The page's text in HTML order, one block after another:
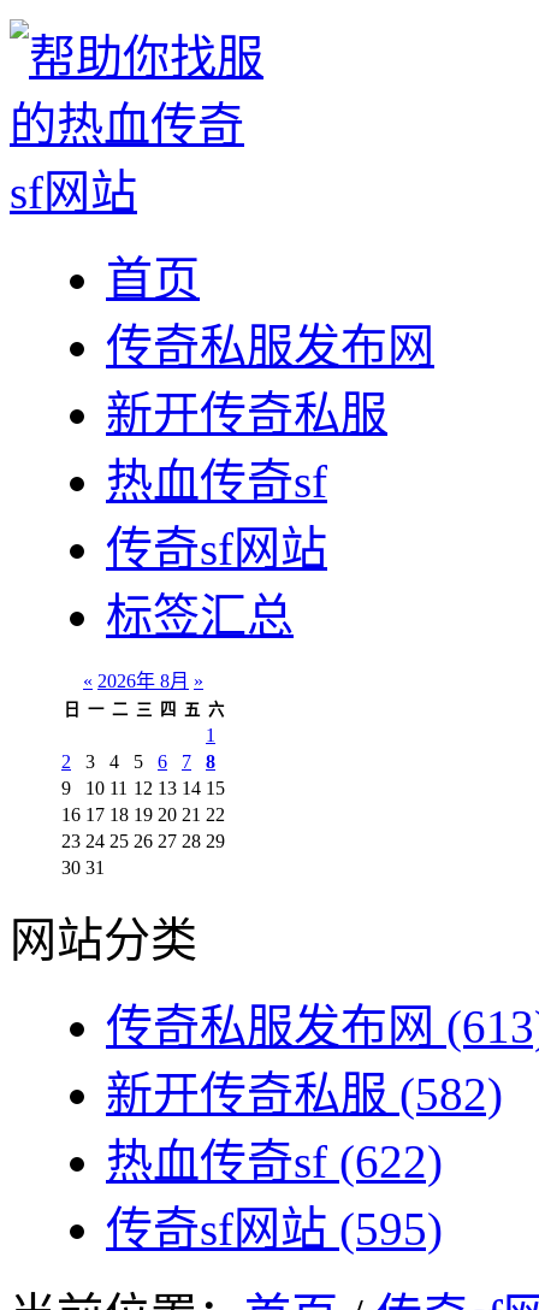
首页
传奇私服发布网
新开传奇私服
热血传奇sf
传奇sf网站
标签汇总
« 2026年 8月 »
日 一 二 三 四 五 六
1
2
3 4 5 6 7
8
9
10 11 12 13 14 15
16 17 18 19 20 21 22
23 24 25 26 27 28 29
30 31
网站分类
传奇私服发布网
新开传奇私服 (582)
热血传奇sf (622)
传奇sf网站 (595)